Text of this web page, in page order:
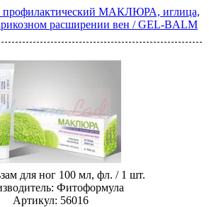
профилактический МАКЛЮРА, иглица,
расширении вен / GEL-BALM
для ног 100 мл, фл. / 1 шт.
Фитоформула
Артикул: 56016